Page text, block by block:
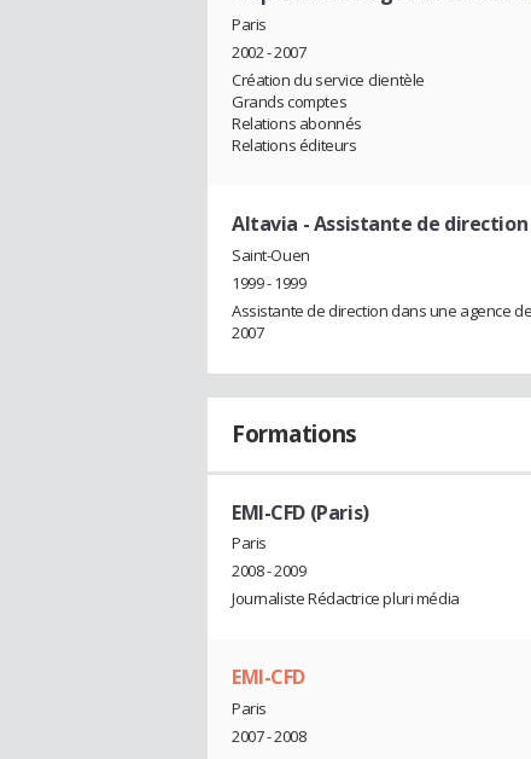
Paris
2002 - 2007
Création du service clientèle
Grands comptes
Relations abonnés
Relations éditeurs
Altavia - Assistante de direction
Saint-Ouen
1999 - 1999
Assistante de direction dans une agence de
2007
Formations
EMI-CFD (Paris)
Paris
2008 - 2009
Journaliste Rédactrice pluri média
EMI-CFD
Paris
2007 - 2008